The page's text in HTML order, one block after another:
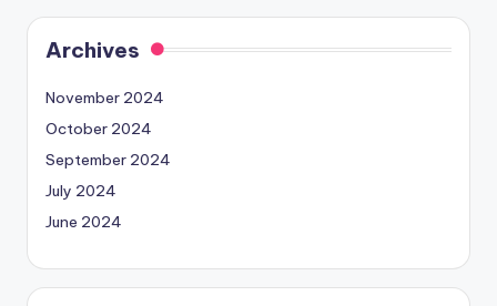
Archives
November 2024
October 2024
September 2024
July 2024
June 2024